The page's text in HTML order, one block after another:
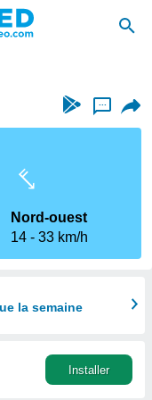
...
Nord-ouest
14
33 km/h
la semaine
Installer